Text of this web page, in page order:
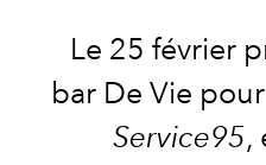
Le 25 février
bar De Vie
Service95,